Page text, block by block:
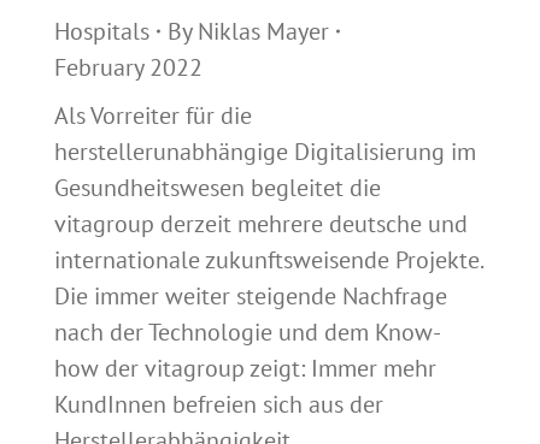
Hospitals
ByNiklas Mayer
February 2022
Als Vorreiter für die
herstellerunabhängige Digitalisierung im
Gesundheitswesen begleitet die
vitagroup derzeit mehrere deutsche und
internationale zukunftsweisende Projekte.
Die immer weiter steigende Nachfrage
nach der Technologie und dem Know-
how der vitagroup zeigt: Immer mehr
KundInnen befreien sich aus der